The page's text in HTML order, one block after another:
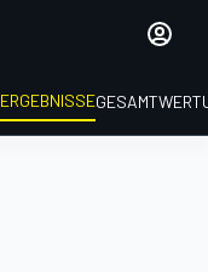
ERGEBNISSE